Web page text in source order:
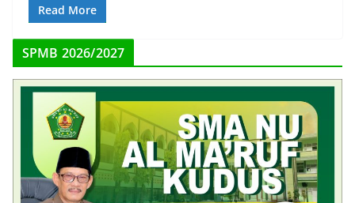
Read More
SPMB 2026/2027